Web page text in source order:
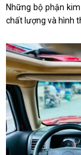
Những bộ phận
chất lượng và hình